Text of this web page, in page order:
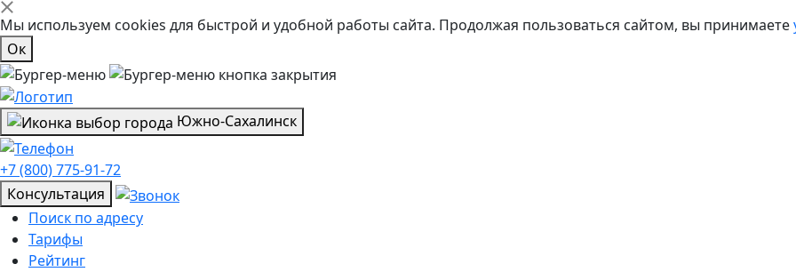
Мы используем cookies для быстрой и удобной работы сайта. Продолжая пользоваться сайтом, вы принимаете
Ок
Южно-Сахалинск
+7 (800) 775-91-72
Консультация
Поиск по адресу
Тарифы
Рейтинг